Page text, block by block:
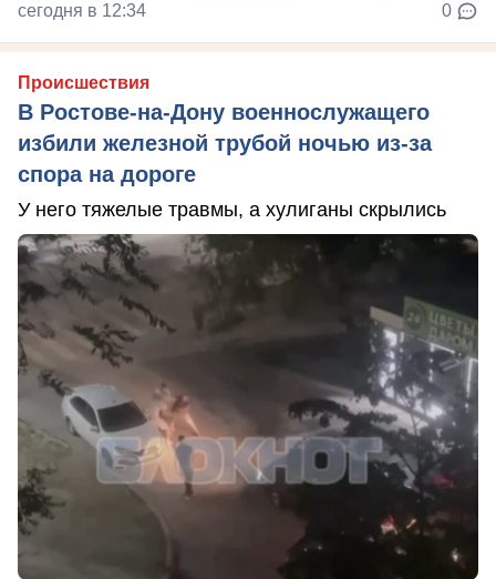
сегодня в 12:34 0
Происшествия
В Ростове-на-Дону военнослужащего
избили железной трубой ночью из-за
спора на дороге
У него тяжелые травмы, а хулиганы скрылись